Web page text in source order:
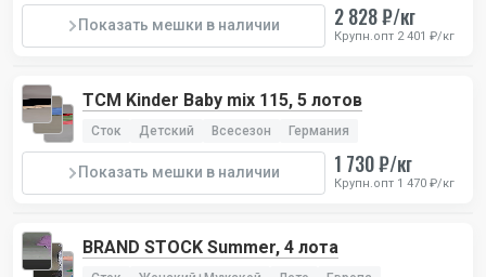
Показать мешки в наличии 2 828 ₽/кг
Крупн.опт 2 401 ₽/кг
TCM Kinder Baby mix 115, 5 лотов
Сток Детский Всесезон Германия
Показать мешки в наличии 1 730 ₽/кг
Крупн.опт 1 470 ₽/кг
BRAND STOCK Summer, 4 лота